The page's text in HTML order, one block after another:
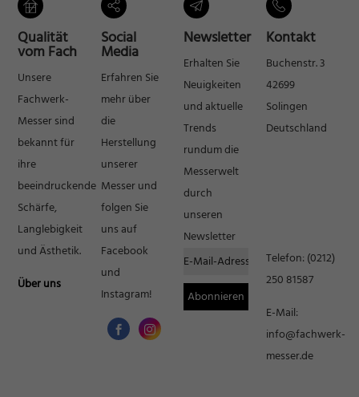
Qualität
vom Fach
Unsere
Fachwerk-
Messer sind
bekannt für
ihre
beeindruckende
Schärfe,
Langlebigkeit
und Ästhetik.
Über uns
Social
Media
Erfahren Sie
mehr über
die
Herstellung
unserer
Messer und
folgen Sie
uns auf
Facebook
und
Instagram!
Newsletter
Erhalten Sie
Neuigkeiten
und aktuelle
Trends
rundum die
Messerwelt
durch
unseren
Newsletter
Kontakt
Buchenstr. 3
42699
Solingen
Deutschland
Telefon: (0212)
250 81587
E-Mail:
info@fachwerk-
messer.de
Inhalte von Videoplattformen und Social-Media-Plattformen werden
werden, bedarf der Zugriff auf diese Inhalte keiner manuellen Einwilligung
mehr.
Cookie-Informationen anzeigen
Datenschutzerklärung